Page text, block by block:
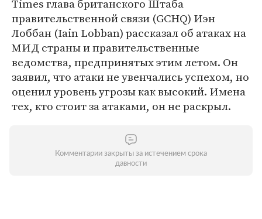
Times глава британского Штаба
правительственной связи (GCHQ) Иэн
Лоббан (Iain Lobban) рассказал об атаках на
МИД страны и правительственные
ведомства, предпринятых этим летом. Он
заявил, что атаки не увенчались успехом, но
оценил уровень угрозы как высокий. Имена
тех, кто стоит за атаками, он не раскрыл.
Комментарии закрыты за истечением срока
давности